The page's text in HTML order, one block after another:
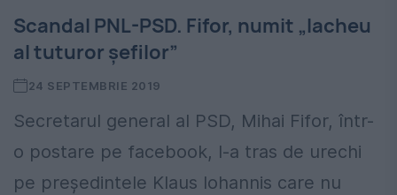
Scandal PNL-PSD. Fifor, numit „lacheu
al tuturor șefilor”
24 SEPTEMBRIE 2019
Secretarul general al PSD, Mihai Fifor, într-
o postare pe facebook, l-a tras de urechi
pe președintele Klaus Iohannis care nu